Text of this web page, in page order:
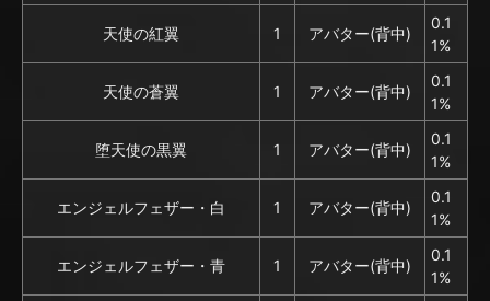
天使の紅翼 1 アバター(背中)
0.1
1%
天使の蒼翼 1 アバター(背中)
0.1
1%
堕天使の黒翼 1 アバター(背中)
0.1
1%
エンジェルフェザー・白 1 アバター(背中)
0.1
1%
エンジェルフェザー・青 1 アバター(背中)
0.1
1%